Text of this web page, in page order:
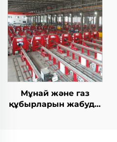
Мұнай және газ
құбырларын жабуды